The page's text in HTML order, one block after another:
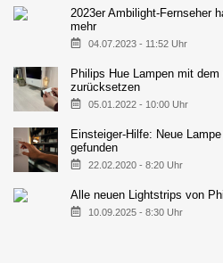
2023er Ambilight-Fernseher
mehr
04.07.2023 - 11:52 Uhr
Philips Hue Lampen mit
zurücksetzen
05.01.2022 - 10:00 Uhr
Einsteiger-Hilfe: Neue
gefunden
22.02.2020 - 8:20 Uhr
Alle neuen Lightstrips von
10.09.2025 - 8:30 Uhr